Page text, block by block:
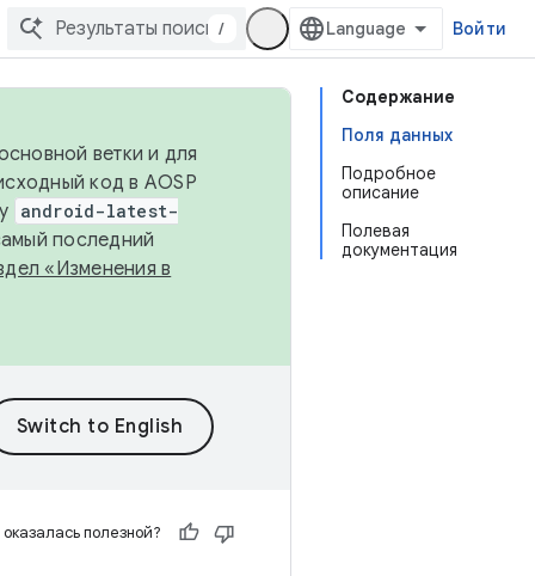
/ Войти
Содержание
Поля данных
Подробное
описание
Полевая
документация
ветки и для
код в AOSP
android-latest-
последний
«Изменения в
полезной?